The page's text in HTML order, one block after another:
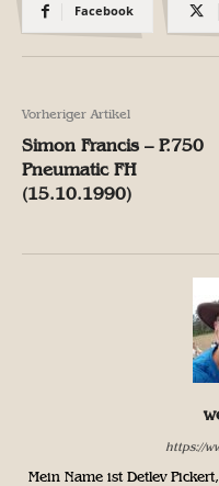
Facebook
Vorheriger Artikel
Simon Francis – P.750
Pneumatic FH
(15.10.1990)
https://
Mein Name ist Detlev